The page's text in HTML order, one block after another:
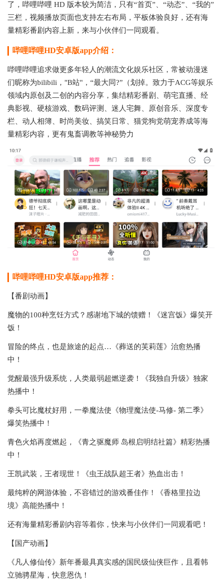
了，哔哩哔哩 HD 版本较为简洁，只有“首页”、“动态”、“我的”
三栏，视频播放页面也支持左右布局，平板体验良好，还有海
量精彩番剧内容上新，来与小伙伴们一同观看。
哔哩哔哩HD安卓版app介绍：
哔哩哔哩追求做更多年轻人的潮流文化娱乐社区，常被动漫迷
们昵称为bilibili，"B站"，“最大同?”（划掉。致力于ACG等娱乐
领域内原创及二创的内容分享，集结精彩番剧、萌宅直播、经
典影视、硬核游戏、数码评测、迷人宅舞、原创音乐、深度专
栏、动人相簿、时尚美妆、搞笑日常、猫党狗党萌宠养成等海
量精彩内容，更有鬼畜调教等神秘势力
哔哩哔哩HD安卓版app推荐：
【番剧动画】
魔物的100种烹饪方式？感谢地下城的馈赠！《迷宫饭》爆笑开
饭！
冒险的终点，也是旅途的起点…《葬送的芙莉莲》治愈热播
中！
觉醒最强升级系统，人类最弱超燃逆袭！《我独自升级》独家
热播中！
拳头可比魔杖好用，一拳魔法使《物理魔法使-马修- 第二季》
爆笑热播中！
青色火焰再度燃起，《青之驱魔师 岛根启明结社篇》精彩热播
中！
王凯武装，王者现世！《虫王战队超王者》热血出击！
最纯粹的网游体验，不容错过的游戏番佳作！《香格里拉边
境》高能热播中！
还有海量精彩番剧内容等着你，快来与小伙伴们一同观看吧！
【国产动画】
《凡人修仙传》新年番最具真实感的国民级仙侠巨作，且看韩
立驰骋星海，快意恩仇！